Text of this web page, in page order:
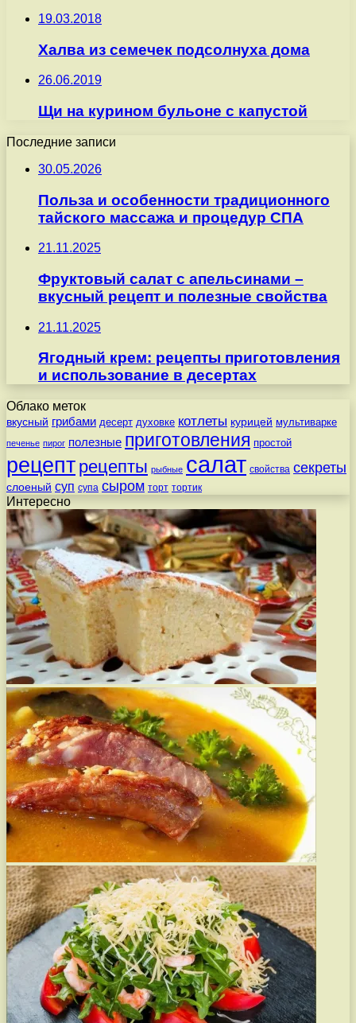
19.03.2018
Халва из семечек подсолнуха дома
26.06.2019
Щи на курином бульоне с капустой
Последние записи
30.05.2026
Польза и особенности традиционного
тайского массажа и процедур СПА
21.11.2025
Фруктовый салат с апельсинами –
вкусный рецепт и полезные свойства
21.11.2025
Ягодный крем: рецепты приготовления
и использование в десертах
Облако меток
вкусный грибами десерт духовке котлеты курицей мультиварке
печенье пирог полезные приготовления простой
рецепт рецепты рыбные салат свойства секреты
слоеный суп супа сыром торт тортик
Интересно